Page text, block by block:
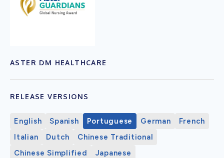
ASTER DM HEALTHCARE
RELEASE VERSIONS
English Spanish Portuguese German
French
Italian
Dutch
Chinese Traditional
Chinese Simplified
Japanese